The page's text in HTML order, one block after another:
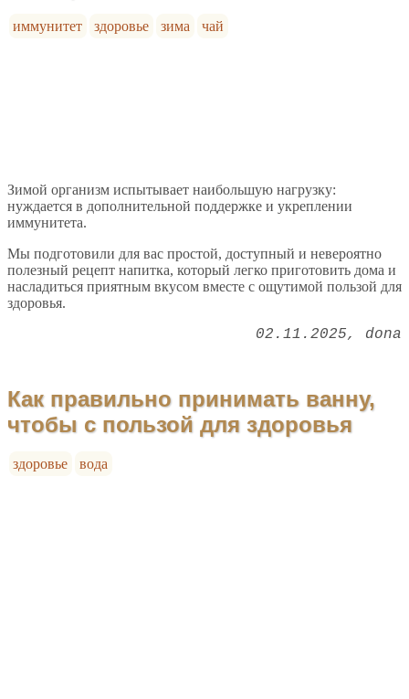
иммунитет здоровье зима чай
Зимой организм испытывает наибольшую нагрузку:
нуждается в дополнительной поддержке и укреплении
иммунитета.
Мы подготовили для вас простой, доступный и невероятно
полезный рецепт напитка, который легко приготовить дома и
насладиться приятным вкусом вместе с ощутимой пользой для
здоровья.
02.11.2025 dona
Как правильно принимать ванну,
чтобы с пользой для здоровья
здоровье вода